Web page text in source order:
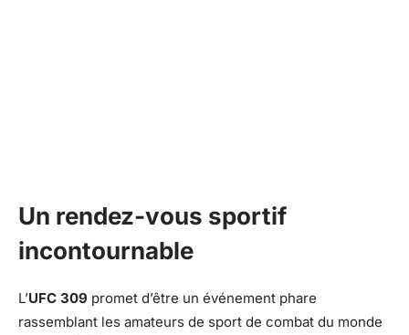
Un rendez-vous sportif
incontournable
L’UFC 309 promet d’être un événement phare
rassemblant les amateurs de sport de combat du monde